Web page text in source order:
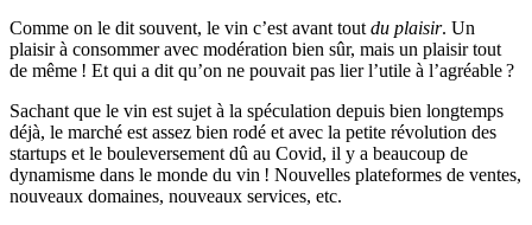
Comme on le dit souvent, le vin c’est avant tout du plaisir. Un
plaisir à consommer avec modération bien sûr, mais un plaisir tout
de même ! Et qui a dit qu’on ne pouvait pas lier l’utile à l’agréable ?
Sachant que le vin est sujet à la spéculation depuis bien longtemps
déjà, le marché est assez bien rodé et avec la petite révolution des
startups et le bouleversement dû au Covid, il y a beaucoup de
dynamisme dans le monde du vin ! Nouvelles plateformes de ventes,
nouveaux domaines, nouveaux services, etc.